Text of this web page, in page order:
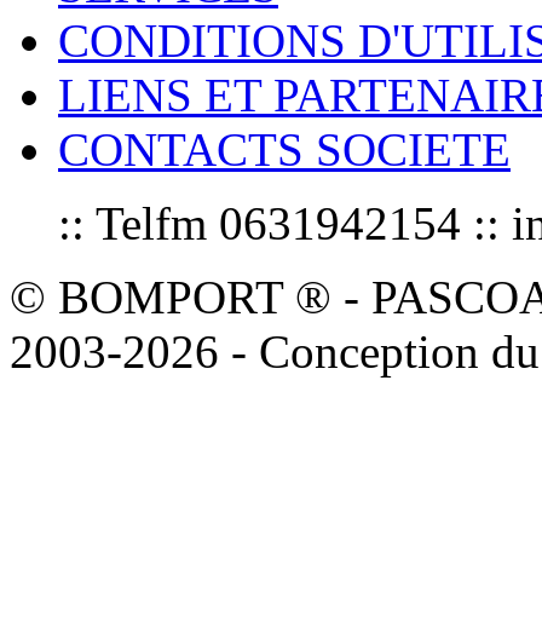
CONDITIONS
LIENS ET
CONTACTS SOCIETE
:: Telfm 0631942154 ::
© BOMPORT ® -
2003-2026 - Conception